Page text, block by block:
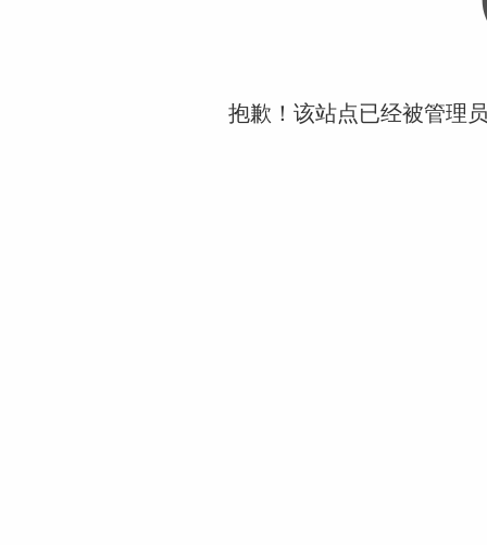
抱歉！该站点已经被管理